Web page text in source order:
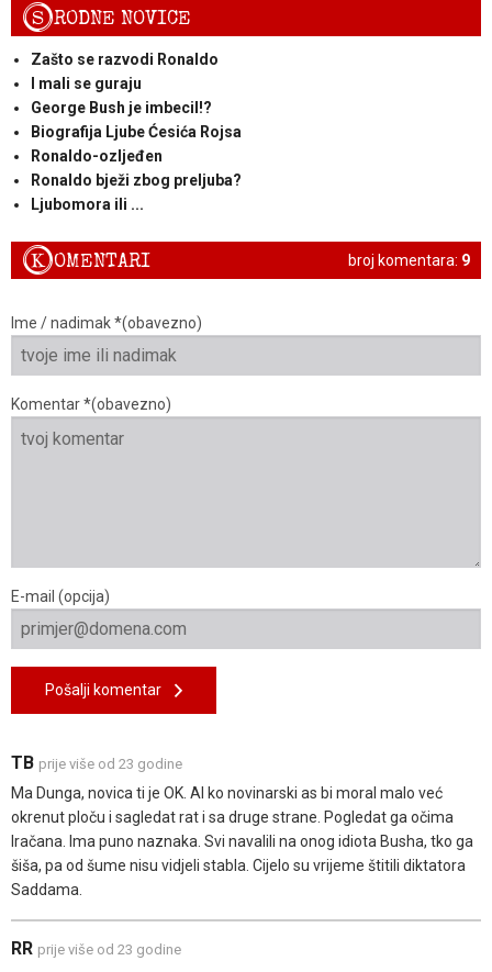
SRODNE NOVICE
Zašto se razvodi Ronaldo
I mali se guraju
George Bush je imbecil!?
Biografija Ljube Ćesića Rojsa
Ronaldo-ozljeđen
Ronaldo bježi zbog preljuba?
Ljubomora ili ...
broj komentara: 9
KOMENTARI
Ime / nadimak *(obavezno)
Komentar *(obavezno)
E-mail (opcija)
Pošalji komentar
TB prije više od 23 godine
Ma Dunga, novica ti je OK. Al ko novinarski as bi moral malo već
okrenut ploču i sagledat rat i sa druge strane. Pogledat ga očima
Iračana. Ima puno naznaka. Svi navalili na onog idiota Busha, tko ga
šiša, pa od šume nisu vidjeli stabla. Cijelo su vrijeme štitili diktatora
Saddama.
RR prije više od 23 godine